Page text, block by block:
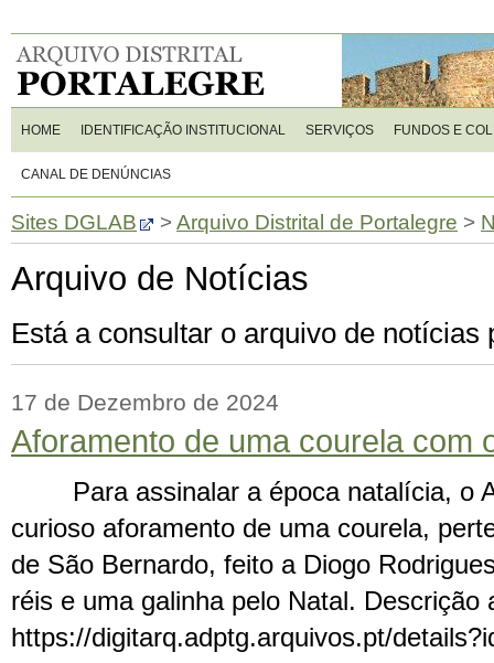
HOME IDENTIFICAÇÃO INSTITUCIONAL SERVIÇOS FUNDOS E
CANAL DE DENÚNCIAS
Sites DGLAB >Arquivo Distrital de Portalegre >
Arquivo de Notícias
Está a consultar o arquivo de
17 de Dezembro de 2024
Aforamento de uma courela com
Para assinalar a época natalícia, o
curioso aforamento de uma courela,
de São Bernardo, feito a Diogo
réis e uma galinha pelo Natal. Descrição
https://digitarq.adptg.arquivos.pt/